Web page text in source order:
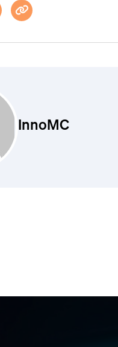
InnoMC